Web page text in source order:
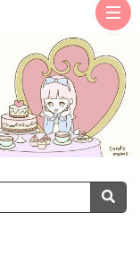
ト
ッ
プ
サ
レ